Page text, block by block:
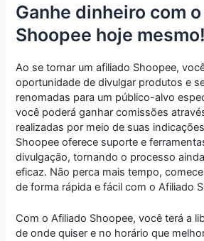
Ganhe dinheiro com
Shoopee hoje mesmo!
Ao se tornar um afiliado Shoopee,
oportunidade de divulgar produtos e
renomadas para um público-alvo
você poderá ganhar comissões
realizadas por meio de suas
Shoopee oferece suporte e
divulgação, tornando o processo
eficaz. Não perca mais tempo,
de forma rápida e fácil com o Afiliado
Com o Afiliado Shoopee, você terá a
de onde quiser e no horário que